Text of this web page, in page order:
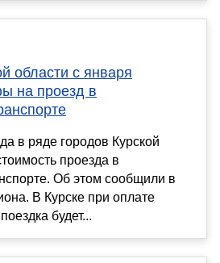
области с января
на проезд в
в ряде городов Курской
проезда в
Об этом сообщили в
В Курске при оплате
будет...